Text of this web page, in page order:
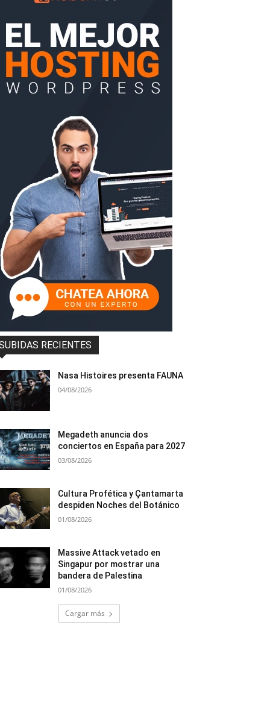
RECIENTES
Nasa Histoires presenta FAUNA
04/08/2026
Megadeth anuncia dos
conciertos en España para 2027
03/08/2026
Cultura Profética y Çantamarta
despiden Noches del Botánico
01/08/2026
Massive Attack vetado en
Singapur por mostrar una
bandera de Palestina
01/08/2026
Cargar más